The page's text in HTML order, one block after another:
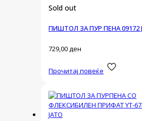
Sold out
ПИШТОЛ ЗА ПУР ПЕНА 09172
729,00ден
Прочитај повеќе